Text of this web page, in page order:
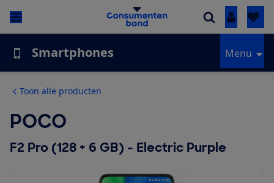
Inloggen
Smartphones Menu
Toon alle producten
POCO
F2 Pro (128 + 6 GB) - Electric Purple